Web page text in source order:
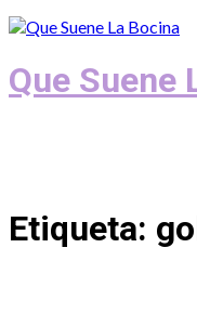
Que Suene
Etiqueta: